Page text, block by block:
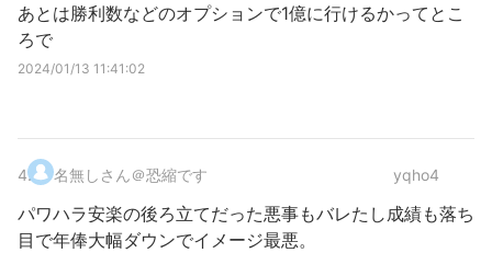
あとは勝利数などのオプションで1億に行けるかってとこ
ろで
2024/01/13 11:41:02
4. 名無しさん＠恐縮です yqho4
パワハラ安楽の後ろ立てだった悪事もバレたし成績も落ち
目で年俸大幅ダウンでイメージ最悪。